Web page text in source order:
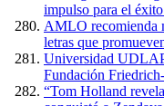
impulso para el
AMLO recomienda
letras que
Universidad UDLAP
Fundación
“Tom Holland